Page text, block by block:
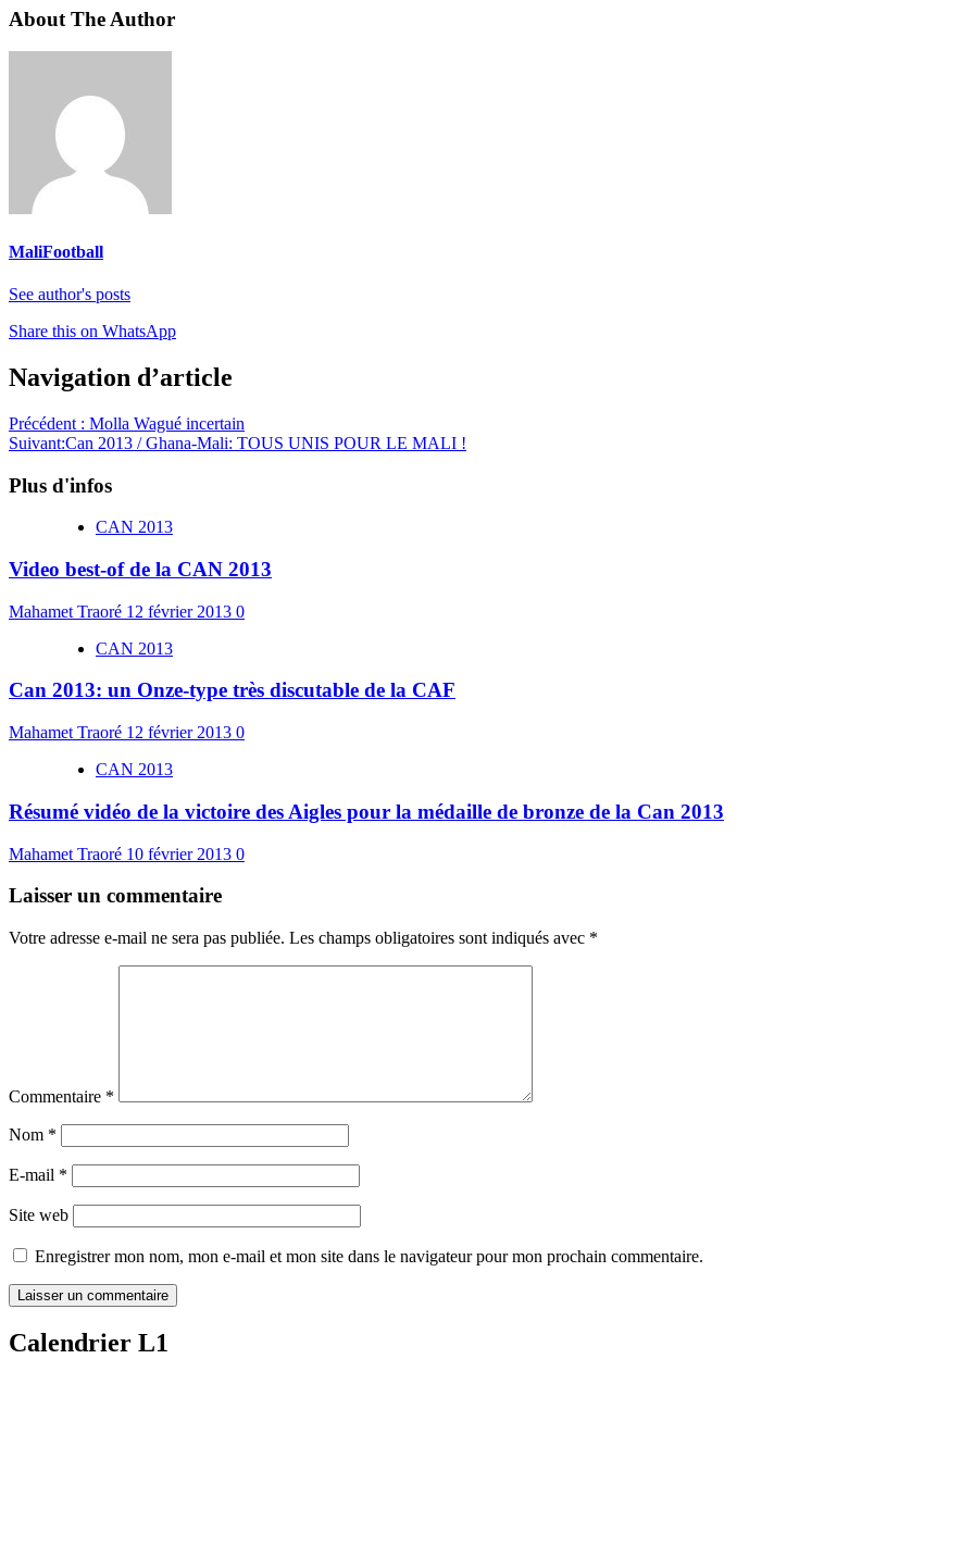
About The Author
MaliFootball
See author's posts
Share this on WhatsApp
Navigation d’article
Précédent : Molla Wagué incertain
Suivant:Can 2013 / Ghana-Mali: TOUS UNIS POUR LE MALI !
Plus d'infos
CAN 2013
Video best-of de la CAN 2013
Mahamet Traoré 12 février 2013 0
CAN 2013
Can 2013: un Onze-type très discutable de la CAF
Mahamet Traoré 12 février 2013 0
CAN 2013
Résumé vidéo de la victoire des Aigles pour la médaille de bronze de la Can 2013
Mahamet Traoré 10 février 2013 0
Laisser un commentaire
Votre adresse e-mail ne sera pas publiée. Les champs obligatoires sont indiqués avec *
Commentaire *
Nom *
E-mail *
Site web
Enregistrer mon nom, mon e-mail et mon site dans le navigateur pour mon prochain commentaire.
Calendrier L1